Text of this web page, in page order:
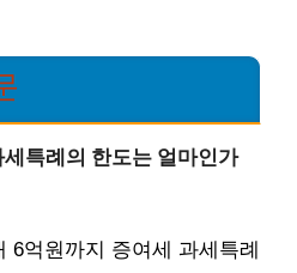
특례의 한도는 얼마인가
6억원까지 증여세 과세특례